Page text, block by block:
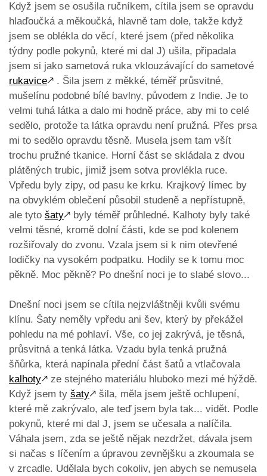
Když jsem se osušila ručníkem, cítila jsem se opravdu
hlaďoučká a měkoučká, hlavně tam dole, takže když
jsem se oblékla do věcí, které jsem (před několika
týdny podle pokynů, které mi dal J) ušila, připadala
jsem si jako sametová ruka vklouzávající do sametové
rukavice🡕 . Šila jsem z měkké, téměř průsvitné,
mušelínu podobné bílé bavlny, původem z Indie. Je to
velmi tuhá látka a dalo mi hodně práce, aby mi to celé
sedělo, protože ta látka opravdu není pružná. Přes prsa
mi to sedělo opravdu těsně. Musela jsem tam všít
trochu pružné tkanice. Horní část se skládala z dvou
plátěných trubic, jimiž jsem sotva provlékla ruce.
Vpředu byly zipy, od pasu ke krku. Krajkový límec by
na obvyklém oblečení působil studeně a nepřístupně,
ale tyto šaty🡕 byly téměř průhledné. Kalhoty byly také
velmi těsné, kromě dolní části, kde se pod kolenem
rozšiřovaly do zvonu. Vzala jsem si k nim otevřené
lodičky na vysokém podpatku. Hodily se k tomu moc
pěkně. Moc pěkně? Po dnešní noci je to slabé slovo...
Dnešní noci jsem se cítila nejzvláštněji kvůli svému
klínu. Šaty neměly vpředu ani šev, který by překážel
pohledu na mé pohlaví. Vše, co jej zakrývá, je těsná,
průsvitná a tenká látka. Vzadu byla tenká pružná
šňůrka, která napínala přední část šatů a vtlačovala
kalhoty🡕 ze stejného materiálu hluboko mezi mé hýždě.
Když jsem ty šaty🡕 šila, měla jsem ještě ochlupení,
které mě zakrývalo, ale teď jsem byla tak... vidět. Podle
pokynů, které mi dal J, jsem se učesala a nalíčila.
Váhala jsem, zda se ještě nějak nezdržet, dávala jsem
si načas s líčením a úpravou zevnějšku a zkoumala se
v zrcadle. Udělala bych cokoliv, jen abych se nemusela